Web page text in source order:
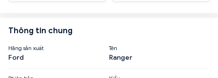
Thông tin chung
Hãng sản xuất
Ford
Tên
Ranger